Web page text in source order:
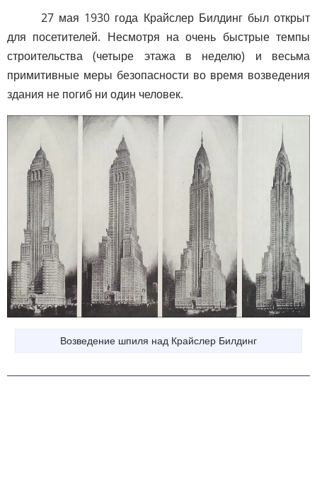
27 мая 1930 года Крайслер Билдинг был открыт
для посетителей. Несмотря на очень быстрые темпы
строительства (четыре этажа в неделю) и весьма
примитивные меры безопасности во время возведения
здания не погиб ни один человек.
Возведение шпиля над Крайслер Билдинг